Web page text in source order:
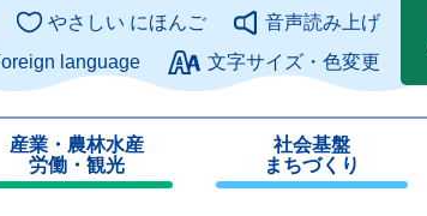
このページの本文へ
やさしい にほんご
音声読み上げ
language
文字サイズ・色変更
産業・農林水産
労働・観光
社会基盤
まちづくり